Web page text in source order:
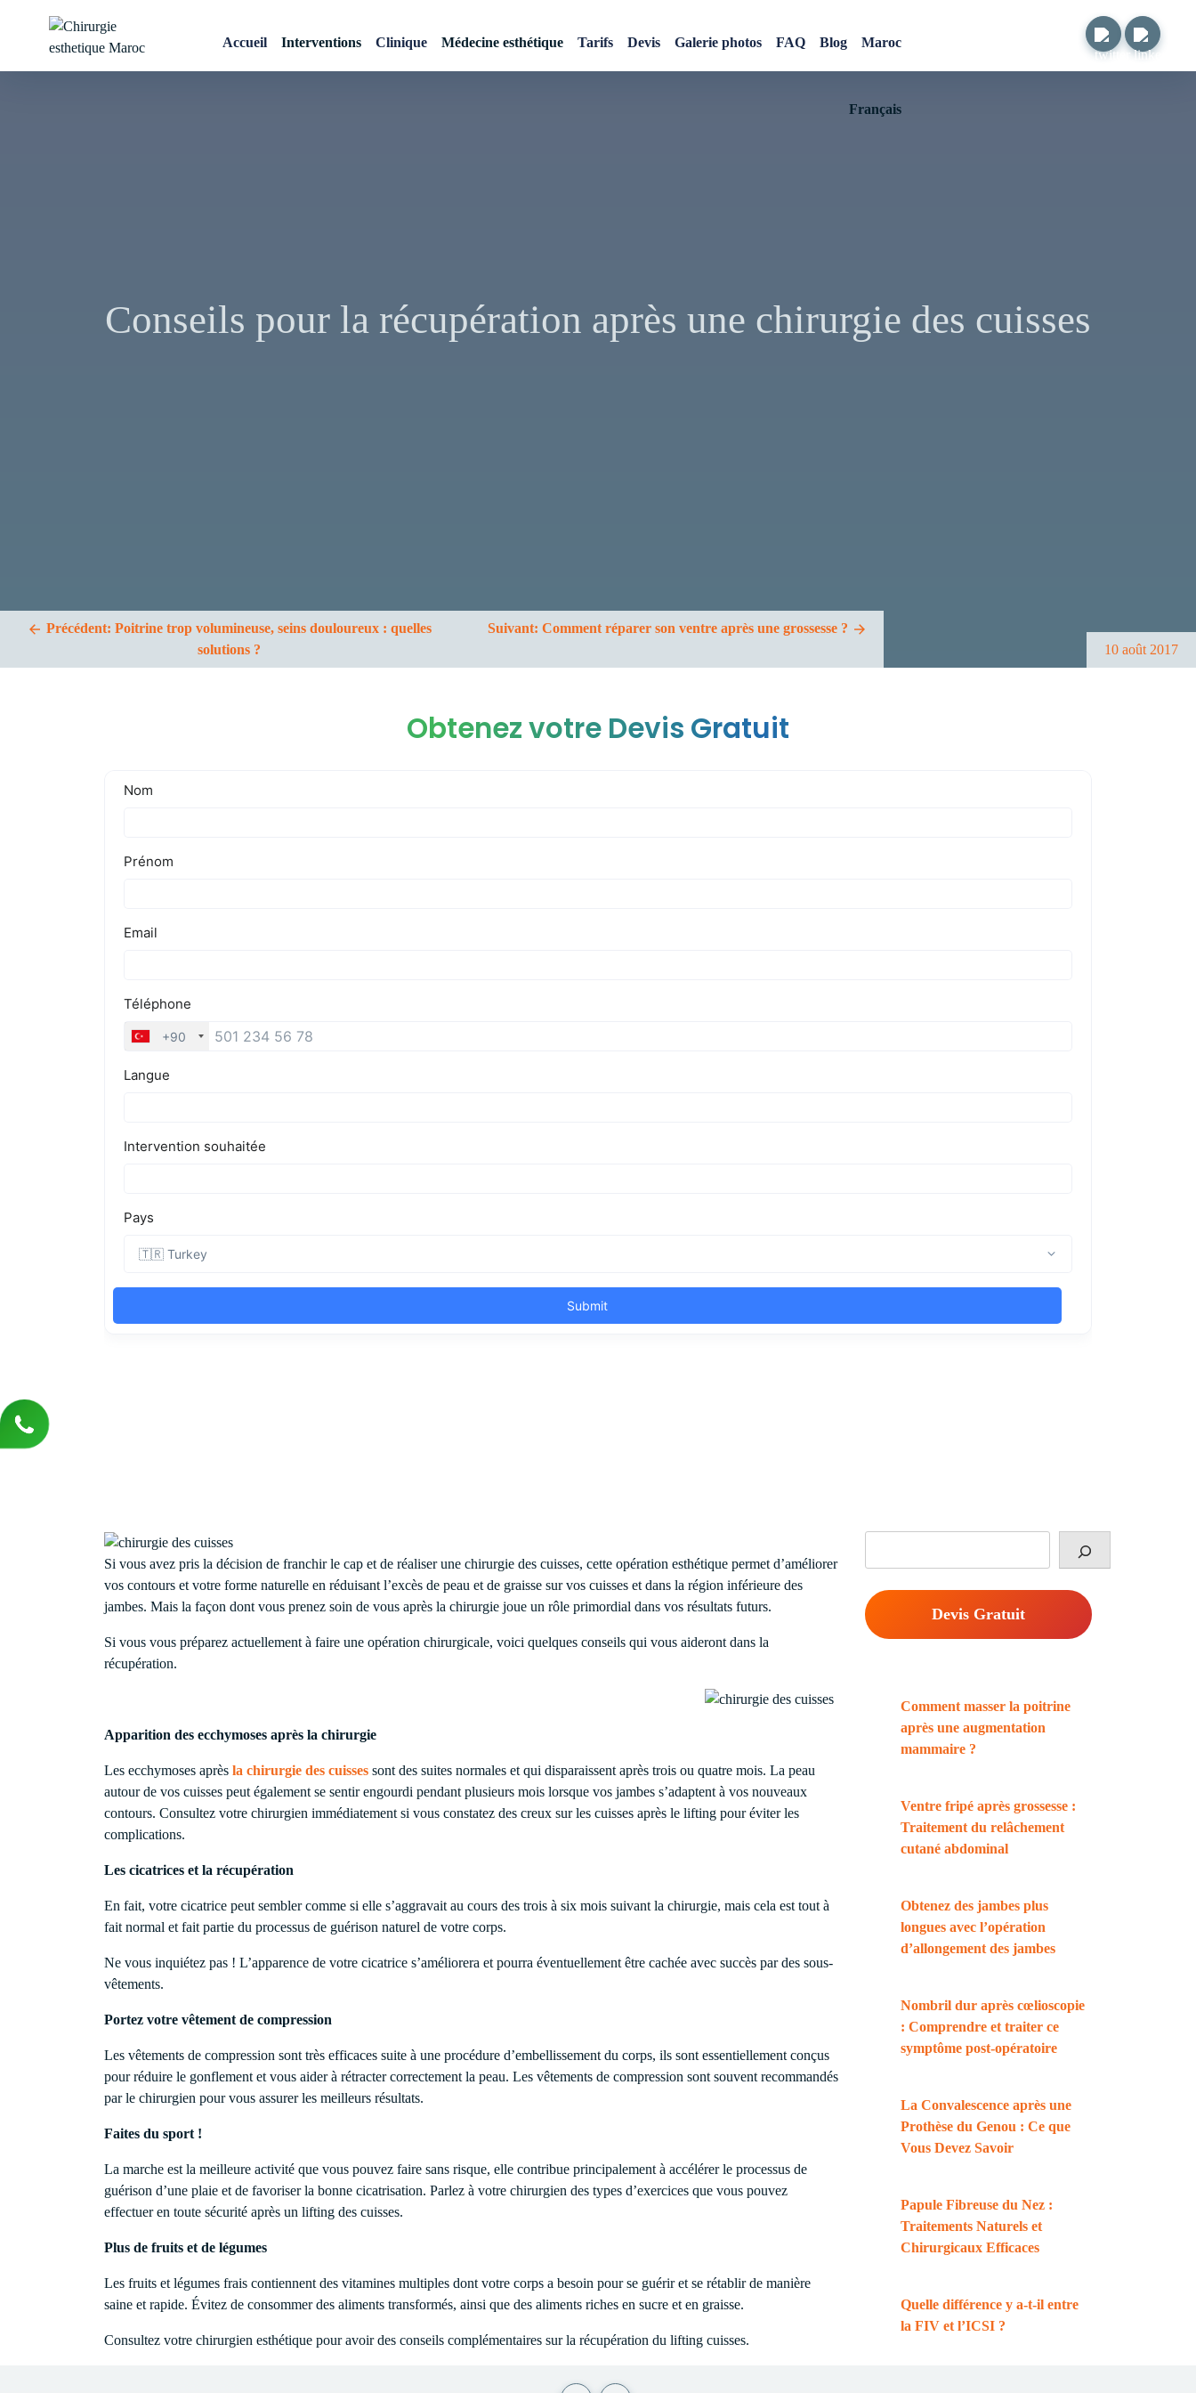
Chirurgie esthetique
Accueil Interventions Clinique Médecine esthétique Tarifs Devis Galerie photos FAQ Blog Maroc
Français
Conseils pour la récupération après une chirurgie des cuisses
10 août 2017
Précédent: Poitrine trop volumineuse, seins douloureux : quelles
solutions ?
Suivant: Comment réparer son ventre après une grossesse ?
Obtenez votre Devis Gratuit
Si vous avez pris la décision de franchir le cap et de réaliser une chirurgie des cuisses, cette opération esthétique permet d’améliorer
vos contours et votre forme naturelle en réduisant l’excès de peau et de graisse sur vos cuisses et dans la région inférieure des
jambes. Mais la façon dont vous prenez soin de vous après la chirurgie joue un rôle primordial dans vos résultats futurs.
Si vous vous préparez actuellement à faire une opération chirurgicale, voici quelques conseils qui vous aideront dans la
récupération.
Apparition des ecchymoses après la chirurgie
Les ecchymoses après la chirurgie des cuisses sont des suites normales et qui disparaissent après trois ou quatre mois. La peau
autour de vos cuisses peut également se sentir engourdi pendant plusieurs mois lorsque vos jambes s’adaptent à vos nouveaux
contours. Consultez votre chirurgien immédiatement si vous constatez des creux sur les cuisses après le lifting pour éviter les
complications.
Les cicatrices et la récupération
En fait, votre cicatrice peut sembler comme si elle s’aggravait au cours des trois à six mois suivant la chirurgie, mais cela est tout à
fait normal et fait partie du processus de guérison naturel de votre corps.
Ne vous inquiétez pas ! L’apparence de votre cicatrice s’améliorera et pourra éventuellement être cachée avec succès par des sous-
vêtements.
Portez votre vêtement de compression
Les vêtements de compression sont très efficaces suite à une procédure d’embellissement du corps, ils sont essentiellement conçus
pour réduire le gonflement et vous aider à rétracter correctement la peau. Les vêtements de compression sont souvent recommandés
par le chirurgien pour vous assurer les meilleurs résultats.
Faites du sport !
La marche est la meilleure activité que vous pouvez faire sans risque, elle contribue principalement à accélérer le processus de
guérison d’une plaie et de favoriser la bonne cicatrisation. Parlez à votre chirurgien des types d’exercices que vous pouvez
effectuer en toute sécurité après un lifting des cuisses.
Plus de fruits et de légumes
Les fruits et légumes frais contiennent des vitamines multiples dont votre corps a besoin pour se guérir et se rétablir de manière
saine et rapide. Évitez de consommer des aliments transformés, ainsi que des aliments riches en sucre et en graisse.
Consultez votre chirurgien esthétique pour avoir des conseils complémentaires sur la récupération du lifting cuisses.
Devis Gratuit
Comment masser la poitrine
après une augmentation
mammaire ?
Ventre fripé après grossesse :
Traitement du relâchement
cutané abdominal
Obtenez des jambes plus
longues avec l’opération
d’allongement des jambes
Nombril dur après cœlioscopie
: Comprendre et traiter ce
symptôme post-opératoire
La Convalescence après une
Prothèse du Genou : Ce que
Vous Devez Savoir
Papule Fibreuse du Nez :
Traitements Naturels et
Chirurgicaux Efficaces
Quelle différence y a-t-il entre
la FIV et l’ICSI ?